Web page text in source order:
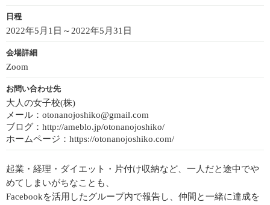
日程
2022年5月1日～2022年5月31日
会場詳細
Zoom
お問い合わせ先
大人の女子校(株)
メール：otonanojoshiko@gmail.com
ブログ：http://ameblo.jp/otonanojoshiko/
ホームページ：https://otonanojoshiko.com/
起業・経理・ダイエット・片付け収納など、一人だと途中でや
めてしまいがちなことも、
Facebookを活用したグループ内で報告し、仲間と一緒に達成を